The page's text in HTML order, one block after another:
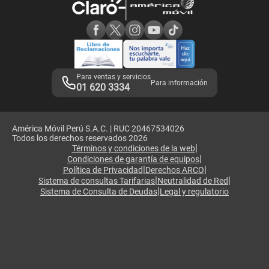
Adquirientes iPhone 6, 6S y SE
Mensaje de Seguridad
Términos y Condiciones de Tienda Claro
Libro de Reclamaciones
Legales de marketplace
Para ventas y servicios
01 620 3334 Para información
América Móvil Perú S.A.C. | RUC 20467534026
Todos los derechos reservados 2026
Términos y condiciones de la web|
Condiciones de garantía de equipos|
Política de Privacidad|Derechos ARCO|
Sistema de consultas Tarifarias|Neutralidad de Red|
Sistema de Consulta de Deudas|Legal y regulatorio